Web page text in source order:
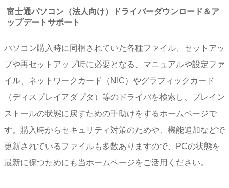
富士通パソコン（法人向け）ドライバーダウンロード＆ア
ップデートサポート
パソコン購入時に同梱されていた各種ファイル、セットアッ
プや再セットアップ時に必要となる、マニュアルや設定ファ
イル、ネットワークカード（NIC）やグラフィックカード
（ディスプレイアダプタ）等のドライバを検索し、プレイン
ストールの状態に戻すための手助けをするホームページで
す。購入時からセキュリティ対策のためや、機能追加などで
更新されているファイルも多数ありますので、PCの状態を
最新に保つためにも当ホームページをご活用ください。